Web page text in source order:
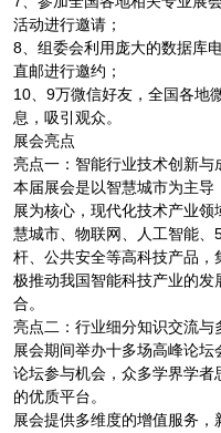
活动进行邀请；
8、组委会利用庞大的数据库
直邮进行邀约；
10、9万微信好友，全国各地
息，吸引观众。
展会亮点
亮点一：智能行业技术创新与
本届展会是以智慧城市为主
展为核心，现代化技术产业
慧城市、物联网、人工智能
杆、公共安全等高科技产品
极推动我国智能科技产业的
合。
亮点二：行业细分知识交流与
展会期间举办十多场高峰论
论坛参与机会，众多学界学
的优质平台。
展会提供多维度的增值服务